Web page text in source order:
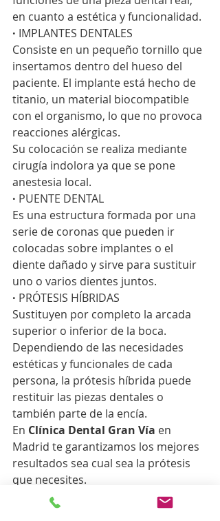
en cuanto a estética y funcionalidad.
· IMPLANTES DENTALES
Consiste en un pequeño tornillo que
insertamos dentro del hueso del
paciente. El implante está hecho de
titanio, un material biocompatible
con el organismo, lo que no provoca
reacciones alérgicas.
Su colocación se realiza mediante
cirugía indolora ya que se pone
anestesia local.
· PUENTE DENTAL
Es una estructura formada por una
serie de coronas que pueden ir
colocadas sobre implantes o el
diente dañado y sirve para sustituir
uno o varios dientes juntos.
· PRÓTESIS HÍBRIDAS
Sustituyen por completo la arcada
superior o inferior de la boca.
Dependiendo de las necesidades
estéticas y funcionales de cada
persona, la prótesis híbrida puede
restituir las piezas dentales o
también parte de la encía.
En Clínica Dental Gran Vía en
Madrid te garantizamos los mejores
resultados sea cual sea la prótesis
que necesites.
Al no provocar molestias ni
irritaciones, al tener una larga